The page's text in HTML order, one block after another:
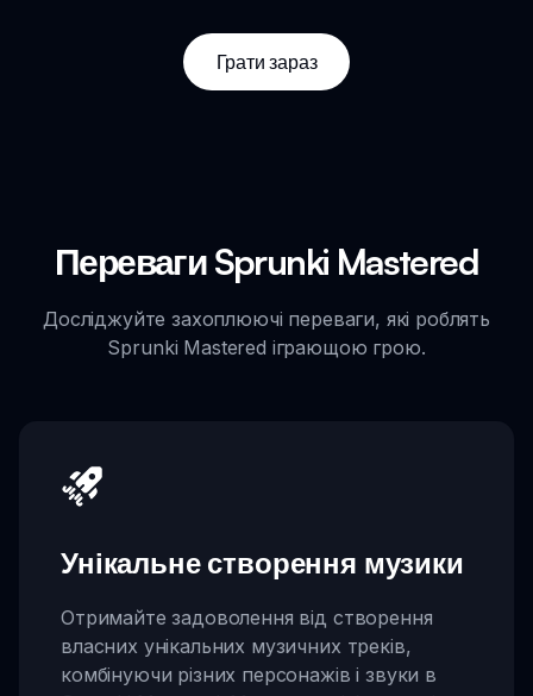
Грати зараз
Переваги Sprunki Mastered
Досліджуйте захоплюючі переваги, які роблять
Sprunki Mastered іграющою грою.
Унікальне створення музики
Отримайте задоволення від створення
власних унікальних музичних треків,
комбінуючи різних персонажів і звуки в